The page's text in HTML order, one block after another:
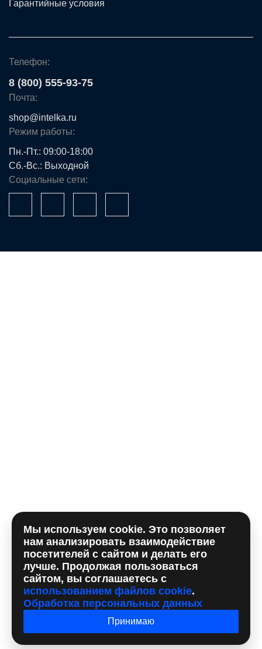
Гарантийные условия
Телефон:
8 (800) 555-93-75
Почта:
shop@intelka.ru
Режим работы:
Пн.-Пт.: 09:00-18:00
Сб.-Вс.: Выходной
Социальные сети:
Отправляя форму, вы принимаете политику
использования сookieи даете согласие наобработку
персональных данный
Мы используем cookie. Это позволяет
нам анализировать взаимодействие
посетителей с сайтом и делать его
лучше. Продолжая пользоваться
сайтом, вы соглашаетесь с
использованием файлов cookie.
Обработка персональных данных
Принимаю